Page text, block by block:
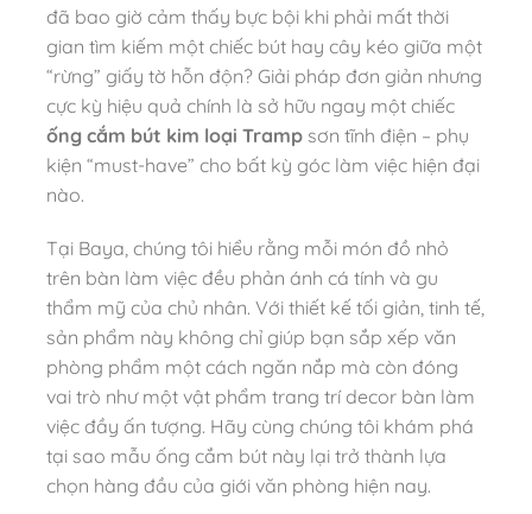
đã bao giờ cảm thấy bực bội khi phải mất thời
gian tìm kiếm một chiếc bút hay cây kéo giữa một
“rừng” giấy tờ hỗn độn? Giải pháp đơn giản nhưng
cực kỳ hiệu quả chính là sở hữu ngay một chiếc
ống cắm bút kim loại Tramp sơn tĩnh điện – phụ
kiện “must-have” cho bất kỳ góc làm việc hiện đại
nào.
Tại Baya, chúng tôi hiểu rằng mỗi món đồ nhỏ
trên bàn làm việc đều phản ánh cá tính và gu
thẩm mỹ của chủ nhân. Với thiết kế tối giản, tinh tế,
sản phẩm này không chỉ giúp bạn sắp xếp văn
phòng phẩm một cách ngăn nắp mà còn đóng
vai trò như một vật phẩm trang trí decor bàn làm
việc đầy ấn tượng. Hãy cùng chúng tôi khám phá
tại sao mẫu ống cắm bút này lại trở thành lựa
chọn hàng đầu của giới văn phòng hiện nay.